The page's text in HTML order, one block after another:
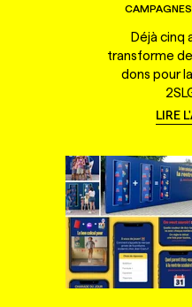
Déjà cinq
transforme
dons pour
LIRE